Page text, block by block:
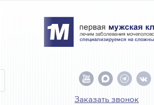
Заказать звонок